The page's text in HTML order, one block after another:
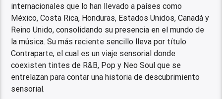
internacionales que lo han llevado a países como
México, Costa Rica, Honduras, Estados Unidos, Canadá y
Reino Unido, consolidando su presencia en el mundo de
la música. Su más reciente sencillo lleva por título
Contraparte, el cual es un viaje sensorial donde
coexisten tintes de R&B, Pop y Neo Soul que se
entrelazan para contar una historia de descubrimiento
sensorial.